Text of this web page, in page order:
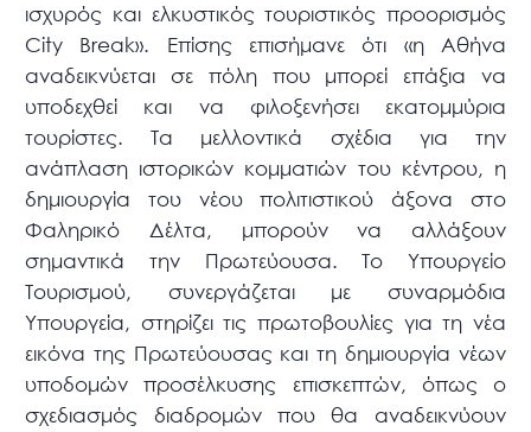
ισχυρός και ελκυστικός τουριστικός προορισμός
City Break». Επίσης επισήμανε ότι «η Αθήνα
αναδεικνύεται σε πόλη που μπορεί επάξια να
υποδεχθεί και να φιλοξενήσει εκατομμύρια
τουρίστες. Τα μελλοντικά σχέδια για την
ανάπλαση ιστορικών κομματιών του κέντρου, η
δημιουργία του νέου πολιτιστικού άξονα στο
Φαληρικό Δέλτα, μπορούν να αλλάξουν
σημαντικά την Πρωτεύουσα. Το Υπουργείο
Τουρισμού, συνεργάζεται με συναρμόδια
Υπουργεία, στηρίζει τις πρωτοβουλίες για τη νέα
εικόνα της Πρωτεύουσας και τη δημιουργία νέων
υποδομών προσέλκυσης επισκεπτών, όπως ο
σχεδιασμός διαδρομών που θα αναδεικνύουν